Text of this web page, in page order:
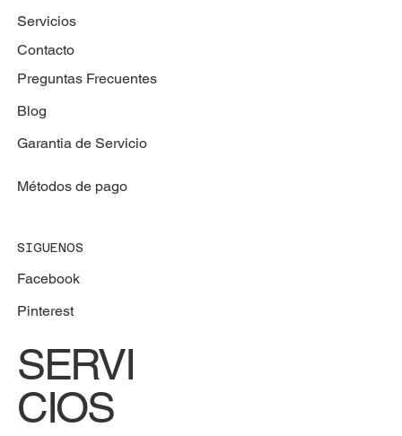
Servicios
Contacto
Preguntas Frecuentes
Blog
Garantia de Servicio
Métodos de pago
SIGUENOS
Facebook
Pinterest
SERVI
CIOS